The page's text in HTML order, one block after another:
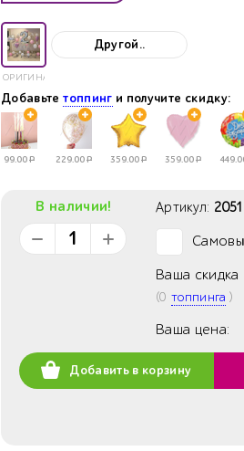
ОРИГИНАЛ
Другой..
Добавьтетоппинг и получите скидку:
99.00Р 229.00Р 359.00Р 359.00Р
В наличии! Артикул:
Ваша скидка
(0 топпинга )
Ваша цена:
Добавить в корзину